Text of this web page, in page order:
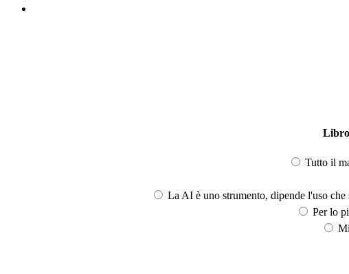
Tutto il
La AI è uno strumento, dipende l'uso
Per lo